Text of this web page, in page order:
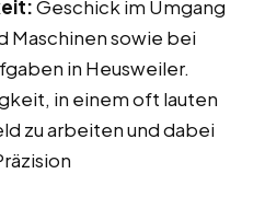
Geschick im Umgang
Maschinen sowie bei
in Heusweiler.
in einem oft lauten
zu arbeiten und dabei